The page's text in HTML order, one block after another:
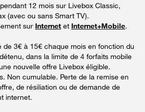
12 mois sur Livebox Classic,
(avec ou sans Smart TV).
sur Internet et Internet+Mobile.
de 3€ à 15€ chaque mois en fonction du
dans la limite de 4 forfaits mobile
nouvelle offre Livebox éligible.
Non cumulable. Perte de la remise en
de résiliation ou de demande de
internet.